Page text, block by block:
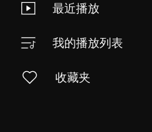
最近播放
我的播放列表
收藏夹